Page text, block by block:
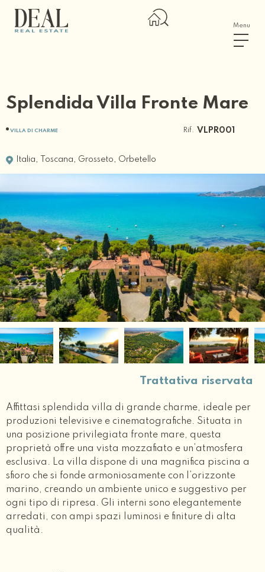
Menu
Splendida Villa Fronte Mare
VILLA DI CHARME Rif. VLPR001
Italia, Toscana, Grosseto, Orbetello
Trattativa riservata
Affittasi splendida villa di grande charme, ideale per
produzioni televisive e cinematografiche. Situata in
una posizione privilegiata fronte mare, questa
proprietà offre una vista mozzafiato e un’atmosfera
esclusiva. La villa dispone di una magnifica piscina a
sfioro che si fonde armoniosamente con l’orizzonte
marino, creando un ambiente unico e suggestivo per
ogni tipo di ripresa. Gli interni sono elegantemente
arredati, con ampi spazi luminosi e finiture di alta
qualità.